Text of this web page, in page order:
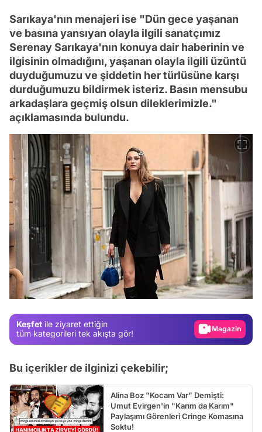
Sarıkaya'nın menajeri ise "Dün gece yaşanan
ve basına yansıyan olayla ilgili sanatçımız
Serenay Sarıkaya'nın konuya dair haberinin ve
ilgisinin olmadığını, yaşanan olayla ilgili üzüntü
duyduğumuzu ve şiddetin her türlüsüne karşı
durduğumuzu bildirmek isteriz. Basın mensubu
arkadaşlara geçmiş olsun dileklerimizle."
açıklamasında bulundu.
Keşfet ile ziyaret ettiğin
tüm kategorileri tek akışta gör!
Video
Test
Gündem
Video
Bu içerikler de ilginizi çekebilir;
Alina Boz "Kocam Var" Demişti:
Umut Evirgen'in "Karım da Karım"
Paylaşımı Görenleri Cringe Komasına
Soktu!